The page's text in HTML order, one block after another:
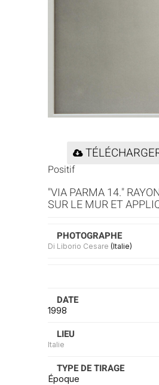
Positif
"VIA PARMA 14."
SUR LE MUR ET
PHOTOGRAPHE
Di Liborio Cesare (Italie)
DATE
1998
LIEU
Italie
TYPE DE TIRAGE
Époque